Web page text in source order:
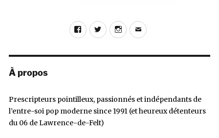
FacebookTwitterInstagram
E-
À propos
Prescripteurs pointilleux, passionnés et indépendants de
l’entre-soi pop moderne since 1991 (et heureux détenteurs
du 06 de Lawrence-de-Felt)